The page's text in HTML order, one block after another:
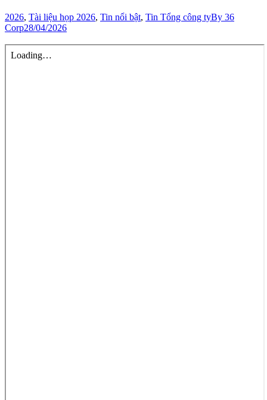
2026, Tài liệu họp 2026, Tin nổi bật, Tin Tổng công tyBy 36
Corp28/04/2026